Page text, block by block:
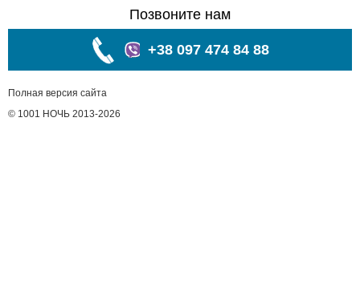
Позвоните нам
+38 097 474 84 88
Полная версия сайта
© 1001 НОЧЬ 2013-2026